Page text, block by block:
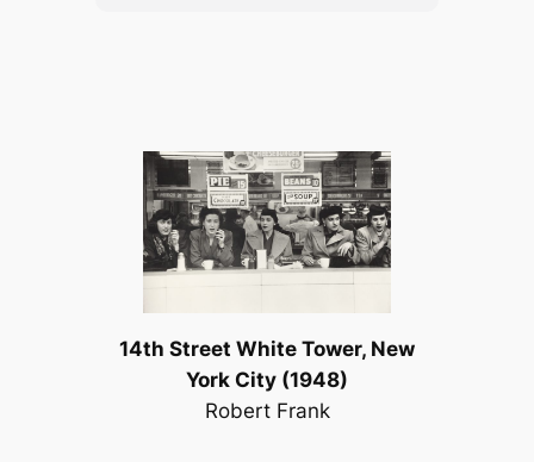
14th Street White Tower, New
York City (1948)
Robert Frank